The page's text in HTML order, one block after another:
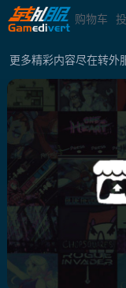
购物车
更多精彩内容尽在转外